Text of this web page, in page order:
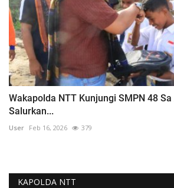
Wakapolda NTT Kunjungi SMPN 48
Salurkan...
User Feb 16, 2026 379
KAPOLDA NTT